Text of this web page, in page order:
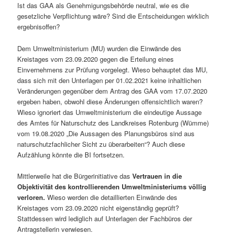
Ist das GAA als Genehmigungsbehörde neutral, wie es die
gesetzliche Verpflichtung wäre? Sind die Entscheidungen wirklich
ergebnisoffen?
Dem Umweltministerium (MU) wurden die Einwände des
Kreistages vom 23.09.2020 gegen die Erteilung eines
Einvernehmens zur Prüfung vorgelegt. Wieso behauptet das MU,
dass sich mit den Unterlagen per 01.02.2021 keine inhaltlichen
Veränderungen gegenüber dem Antrag des GAA vom 17.07.2020
ergeben haben, obwohl diese Änderungen offensichtlich waren?
Wieso ignoriert das Umweltministerium die eindeutige Aussage
des Amtes für Naturschutz des Landkreises Rotenburg (Wümme)
vom 19.08.2020 „Die Aussagen des Planungsbüros sind aus
naturschutzfachlicher Sicht zu überarbeiten“? Auch diese
Aufzählung könnte die BI fortsetzen.
Mittlerweile hat die Bürgerinitiative dasVertrauen in die
Objektivität des kontrollierenden Umweltministeriums völlig
verloren. Wieso werden die detaillierten Einwände des
Kreistages vom 23.09.2020 nicht eigenständig geprüft?
Stattdessen wird lediglich auf Unterlagen der Fachbüros der
Antragstellerin verwiesen.